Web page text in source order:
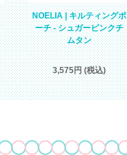
NOELIA | キルティングポ
ーチ - シュガーピンクチ
ムタン
3,575円 (税込)